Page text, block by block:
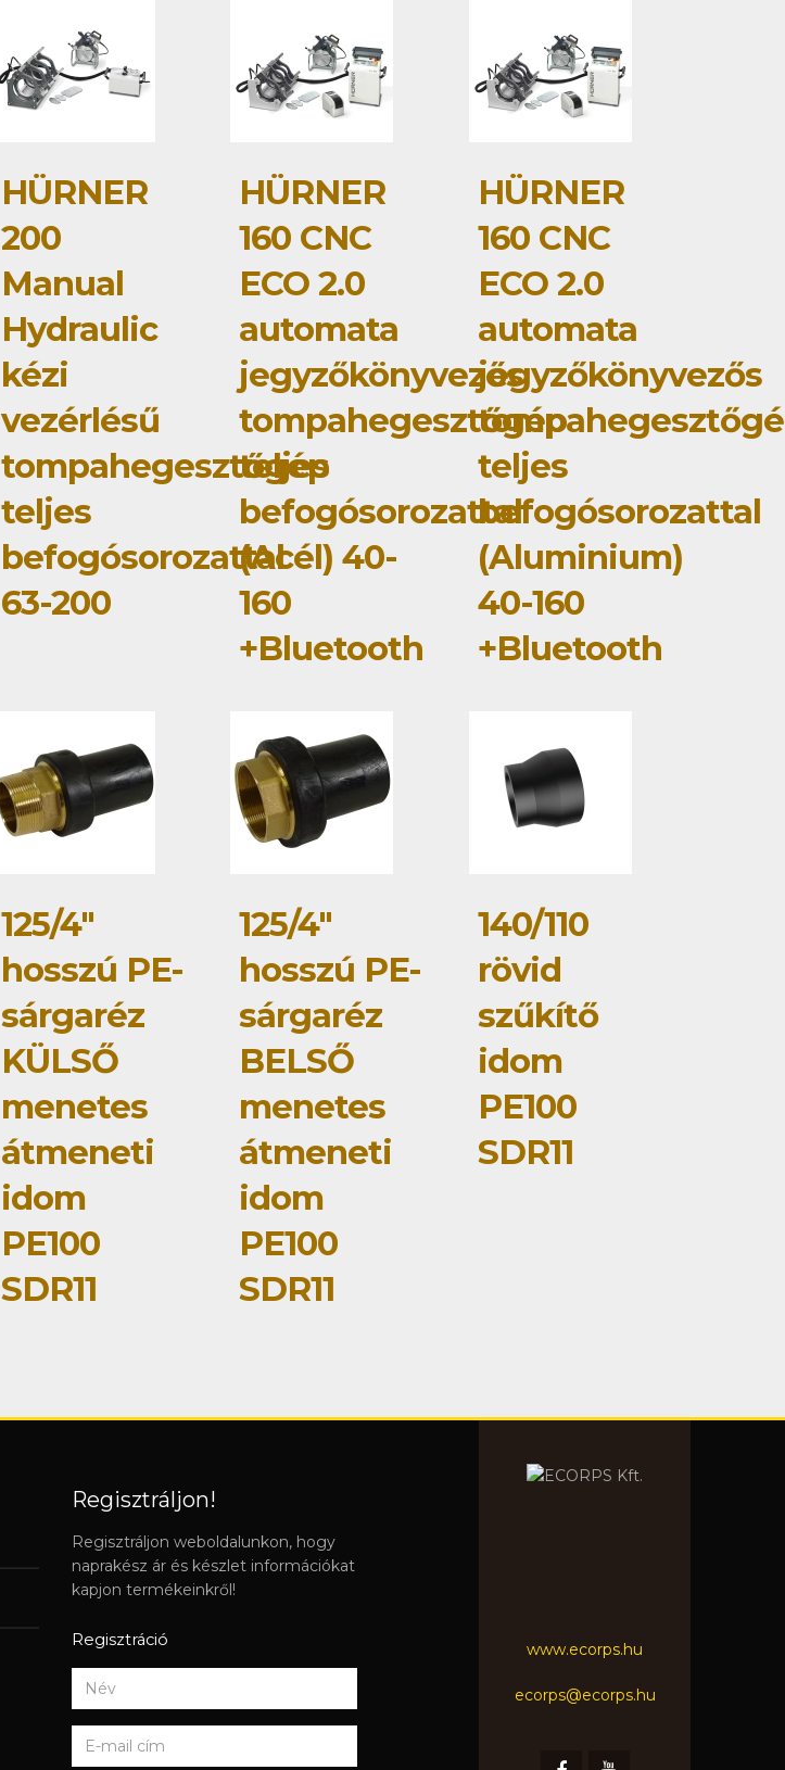
HÜRNER
200
Manual
Hydraulic
kézi
vezérlésű
tompahegesztőgép
teljes
befogósorozattal
63-200
HÜRNER
160 CNC
ECO 2.0
automata
jegyzőkönyvezős
tompahegesztőgép
teljes
befogósorozattal
(Acél) 40-
160
+Bluetooth
HÜRNER
160 CNC
ECO 2.0
automata
jegyzőkönyvezős
teljes
befogósorozattal
(Aluminium)
40-160
+Bluetooth
125/4"
hosszú PE-
sárgaréz
KÜLSŐ
menetes
átmeneti
idom
PE100
SDR11
125/4"
hosszú PE-
sárgaréz
BELSŐ
menetes
átmeneti
idom
PE100
SDR11
140/110
rövid
szűkítő
idom
PE100
SDR11
Regisztráljon!
Regisztráljon weboldalunkon, hogy
naprakész ár és készlet információkat
kapjon termékeinkről!
Regisztráció www.ecorps.hu
ecorps@ecorps.hu